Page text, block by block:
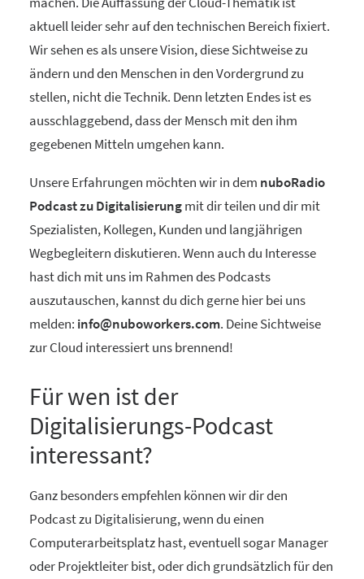
aktuell leider sehr auf den technischen Bereich fixiert.
Wir sehen es als unsere Vision, diese Sichtweise zu
ändern und den Menschen in den Vordergrund zu
stellen, nicht die Technik. Denn letzten Endes ist es
ausschlaggebend, dass der Mensch mit den ihm
gegebenen Mitteln umgehen kann.
Unsere Erfahrungen möchten wir in dem nuboRadio
Podcast zu Digitalisierungmit dir teilen und dir mit
Spezialisten, Kollegen, Kunden und langjährigen
Wegbegleitern diskutieren. Wenn auch du Interesse
hast dich mit uns im Rahmen des Podcasts
auszutauschen, kannst du dich gerne hier bei uns
melden: info@nuboworkers.com. Deine Sichtweise
zur Cloud interessiert uns brennend!
Für wen ist der
Digitalisierungs-Podcast
interessant?
Ganz besonders empfehlen können wir dir den
Podcast zu Digitalisierung, wenn du einen
Computerarbeitsplatz hast, eventuell sogar Manager
oder Projektleiter bist, oder dich grundsätzlich für den